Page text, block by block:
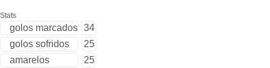
Stats
golos marcados 34
golos sofridos
25
amarelos
25